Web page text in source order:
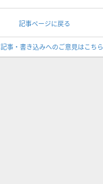
記事ページに戻る
記事・書き込みへのご意見はこちら